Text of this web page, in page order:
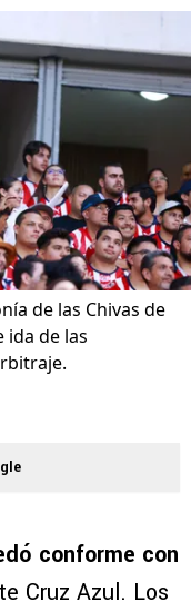
de las Chivas de
ida de las
conforme con
Cruz Azul. Los